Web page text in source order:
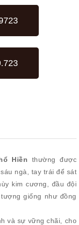
Hiền thường được
ngà, tay trái để sát
kim cương, đầu đội
giống như đồng
và sự vững chãi, cho